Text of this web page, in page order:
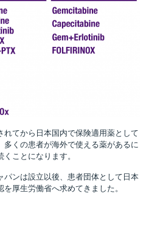
れてから日本国内で保険適用薬として
くの患者が海外で使える薬があるに
ことになります。
パンは設立以後、患者団体として日本
厚生労働省へ求めてきました。